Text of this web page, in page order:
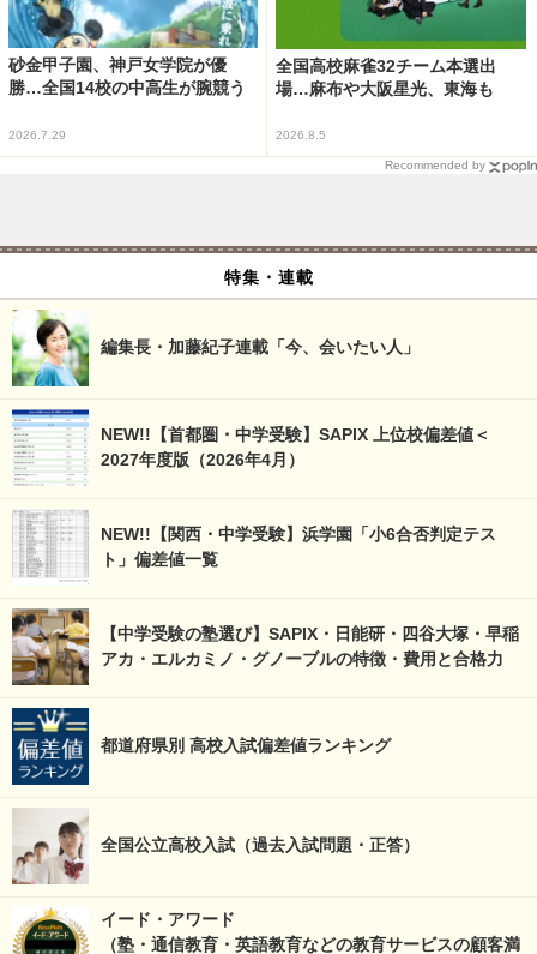
砂金甲子園、神戸女学院が優
勝…全国14校の中高生が腕競う
2026.7.29
全国高校麻雀32チーム本選出
場…麻布や大阪星光、東海も
2026.8.5
Recommended by
特集・連載
編集長・加藤紀子連載「今、会いたい人」
NEW!!【首都圏・中学受験】SAPIX 上位校偏差値＜
2027年度版（2026年4月）
NEW!!【関西・中学受験】浜学園「小6合否判定テス
ト」偏差値一覧
【中学受験の塾選び】SAPIX・日能研・四谷大塚・早稲
アカ・エルカミノ・グノーブルの特徴・費用と合格力
都道府県別 高校入試偏差値ランキング
全国公立高校入試（過去入試問題・正答）
イード・アワード
（塾・通信教育・英語教育などの教育サービスの顧客満